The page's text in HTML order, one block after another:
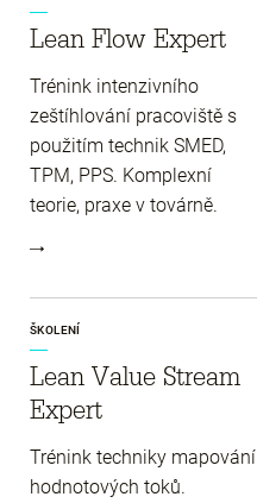
Lean Flow Expert
Trénink intenzivního
zeštíhlování pracoviště s
použitím technik SMED,
TPM, PPS. Komplexní
teorie, praxe v továrně.
ŠKOLENÍ
Lean Value Stream
Expert
Trénink techniky mapování
hodnotových toků.